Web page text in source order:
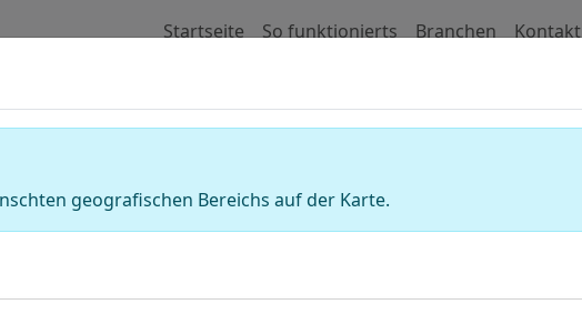
Startseite So funktionierts Branchen Kontakt
von Strandbäder (Strandbadeanlagen)
geografischen Bereichs auf der Karte.